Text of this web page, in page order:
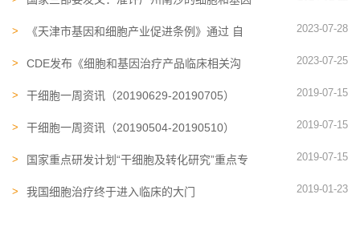
构开展限制类细胞移植治疗技术临床应用
《天津市基因和细胞产业促进条例》通过 自
2023-07-28
CDE发布《细胞和基因治疗产品临床相关沟
2023-07-25
干细胞一周资讯（20190629-20190705） 2019-07-15
干细胞一周资讯（20190504-20190510） 2019-07-15
国家重点研发计划“干细胞及转化研究”重点专
2019-07-15
我国细胞治疗终于进入临床的大门 2019-01-23